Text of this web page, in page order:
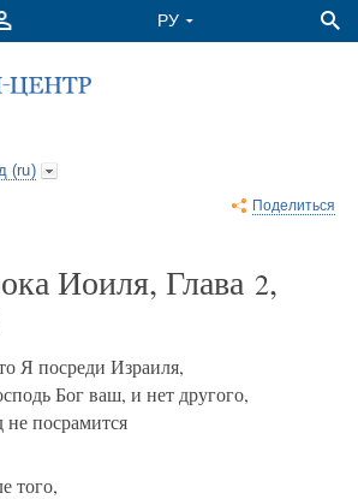
(ru)
Поделиться
Иоиля, Глава 2,
Я посреди Израиля,
Бог ваш, и нет другого,
посрамится
того,